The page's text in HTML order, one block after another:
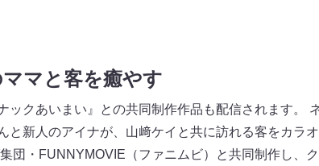
マと客を癒やす
ックあいまい』との共同制作作品も配信されます。
と新人のアイナが、山﨑ケイと共に訪れる客をカラ
団・FUNNYMOVIE（ファニムビ）と共同制作し、